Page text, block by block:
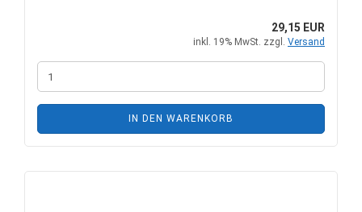
29,15 EUR
inkl. 19% MwSt. zzgl. Versand
IN DEN WARENKORB